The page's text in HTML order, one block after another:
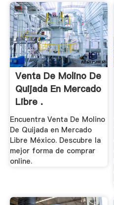
Venta De Molino De
Quijada En Mercado
Libre .
Encuentra Venta De Molino
De Quijada en Mercado
Libre México. Descubre la
mejor forma de comprar
online.